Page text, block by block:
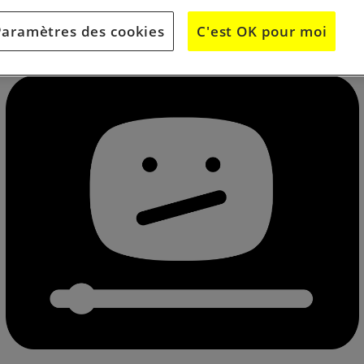
des libérations qui ont fait date.
des cookies C'est OK pour moi